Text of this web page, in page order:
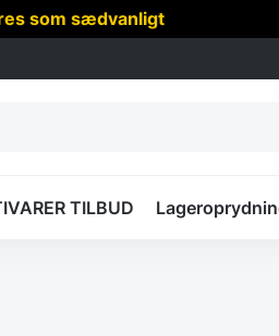
som sædvanligt
TILBUD